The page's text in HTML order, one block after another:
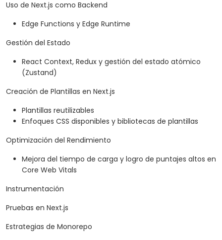
Uso de Next.js como Backend
Edge Functions y Edge Runtime
Gestión del Estado
React Context, Redux y gestión del estado atómico
(Zustand)
Creación de Plantillas en Next.js
Plantillas reutilizables
Enfoques CSS disponibles y bibliotecas de plantillas
Optimización del Rendimiento
Mejora del tiempo de carga y logro de puntajes altos en
Core Web Vitals
Instrumentación
Pruebas en Next.js
Estrategias de Monorepo